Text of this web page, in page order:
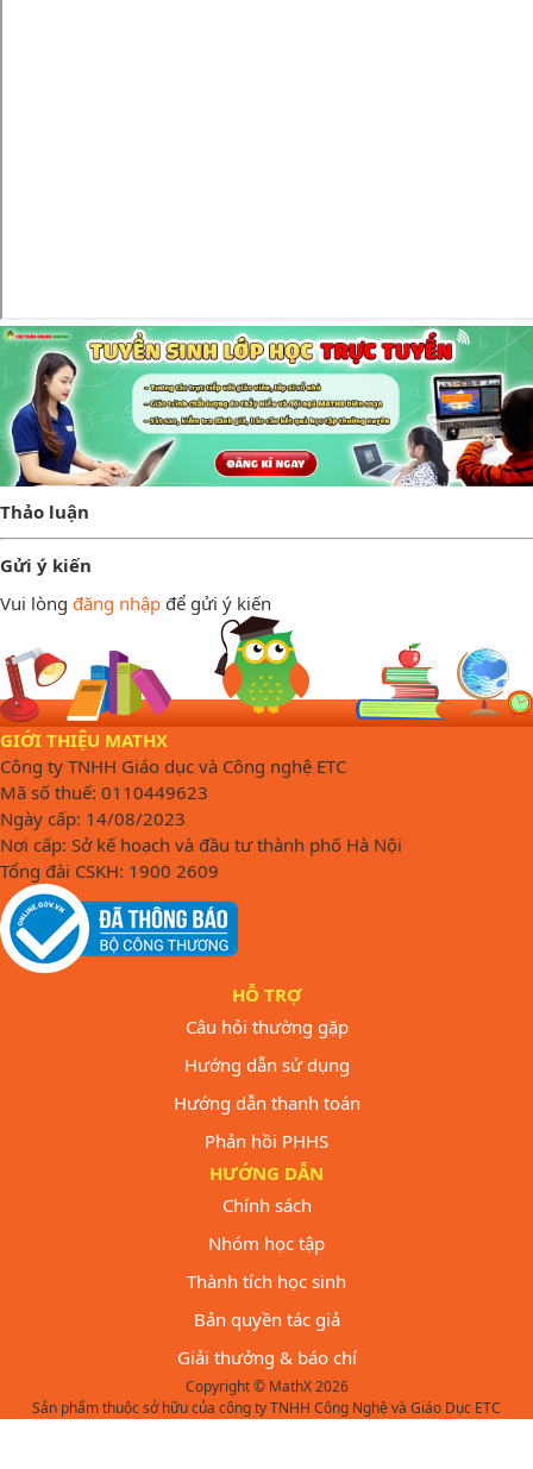
Thảo luận
Gửi ý kiến
Vui lòng đăng nhập để gửi ý kiến
GIỚI THIỆU MATHX
Công ty TNHH Giáo dục và Công nghệ ETC
Mã số thuế: 0110449623
Ngày cấp: 14/08/2023
Nơi cấp: Sở kế hoạch và đầu tư thành phố Hà Nội
Tổng đài CSKH: 1900 2609
HỖ TRỢ
Câu hỏi thường gặp
Hướng dẫn sử dụng
Hướng dẫn thanh toán
Phản hồi PHHS
HƯỚNG DẪN
Chính sách
Nhóm học tập
Thành tích học sinh
Bản quyền tác giả
Giải thưởng & báo chí
Copyright © MathX 2026
Sản phẩm thuộc sở hữu của công ty TNHH Công Nghệ và Giáo Dục ETC